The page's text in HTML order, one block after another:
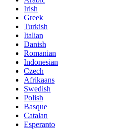
Irish
Greek
Turkish
Italian
Danish
Romanian
Indonesian
Czech
Afrikaans
Swedish
Polish
Basque
Catalan
Esperanto